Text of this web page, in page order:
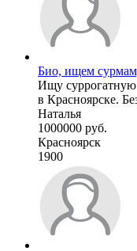
Био, ищем
Ищу
в Красноярске.
Наталья
1000000 руб.
Красноярск
1900